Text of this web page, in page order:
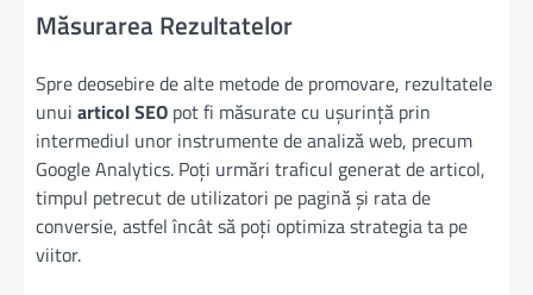
Măsurarea Rezultatelor
Spre deosebire de alte metode de promovare, rezultatele
unui articol SEO pot fi măsurate cu ușurință prin
intermediul unor instrumente de analiză web, precum
Google Analytics. Poți urmări traficul generat de articol,
timpul petrecut de utilizatori pe pagină și rata de
conversie, astfel încât să poți optimiza strategia ta pe
viitor.